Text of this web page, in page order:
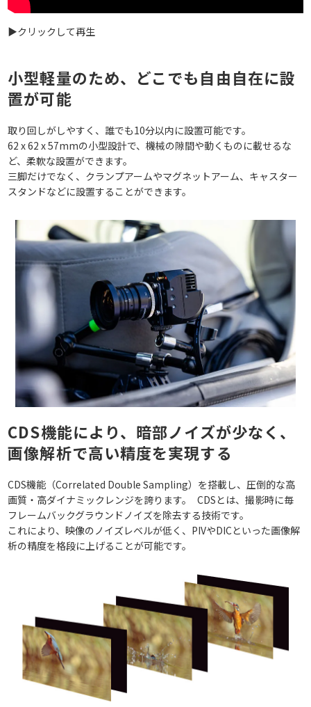
▶クリックして再生
小型軽量のため、どこでも自由自在に設
置が可能
取り回しがしやすく、誰でも10分以内に設置可能です。
62 x 62 x 57mmの小型設計で、機械の隙間や動くものに載せるな
ど、柔軟な設置ができます。
三脚だけでなく、クランプアームやマグネットアーム、キャスター
スタンドなどに設置することができます。
CDS機能により、暗部ノイズが少なく、
画像解析で高い精度を実現する
CDS機能（Correlated Double Sampling）を搭載し、圧倒的な高
画質・高ダイナミックレンジを誇ります。 CDSとは、撮影時に毎
フレームバックグラウンドノイズを除去する技術です。
これにより、映像のノイズレベルが低く、PIVやDICといった画像解
析の精度を格段に上げることが可能です。